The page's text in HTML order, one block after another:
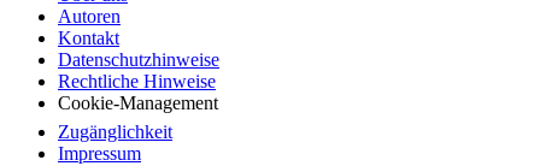
Autoren
Kontakt
Datenschutzhinweise
Rechtliche Hinweise
Cookie-Management
Zugänglichkeit
Impressum